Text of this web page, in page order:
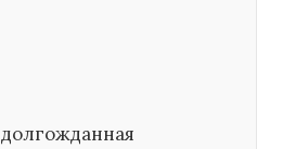
долгожданная